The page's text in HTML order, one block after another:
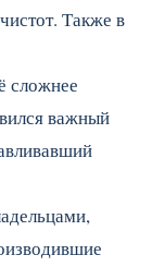
Также в
сложнее
важный